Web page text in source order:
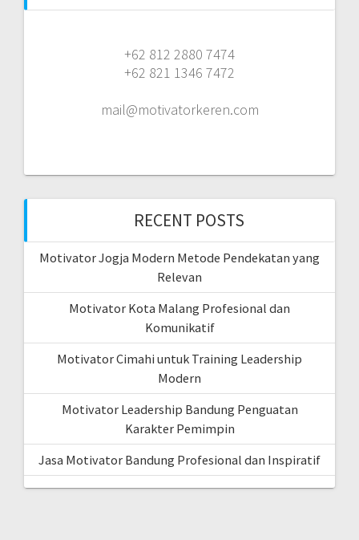
+62 812 2880 7474
+62 821 1346 7472
mail@motivatorkeren.com
RECENT POSTS
Motivator Jogja Modern Metode Pendekatan yang
Relevan
Motivator Kota Malang Profesional dan
Komunikatif
Motivator Cimahi untuk Training Leadership
Modern
Motivator Leadership Bandung Penguatan
Karakter Pemimpin
Jasa Motivator Bandung Profesional dan Inspiratif